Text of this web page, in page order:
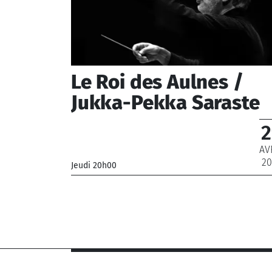
Le Roi des Aulnes /
Jukka-Pekka Saraste
Jeudi 20h00